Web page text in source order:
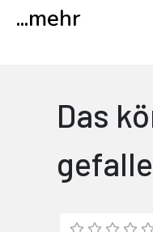
...mehr
Das